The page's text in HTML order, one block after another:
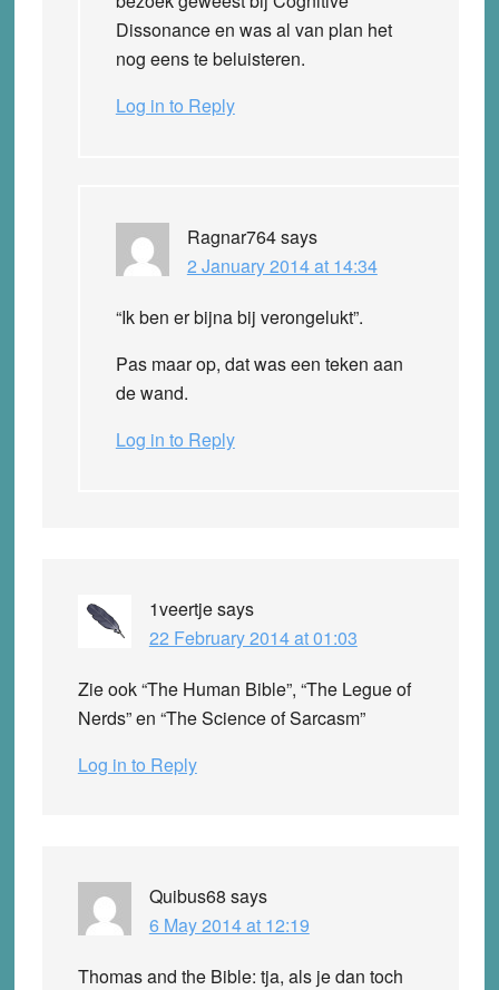
Dissonance en was al van plan het
nog eens te beluisteren.
Log in to Reply
Ragnar764says
2 January 2014 at 14:34
“Ik ben er bijna bij verongelukt”.
Pas maar op, dat was een teken aan
de wand.
Log in to Reply
1veertjesays
22 February 2014 at 01:03
Zie ook “The Human Bible”, “The Legue of
Nerds” en “The Science of Sarcasm”
Log in to Reply
Quibus68 says
6 May 2014 at 12:19
Thomas and the Bible: tja, als je dan toch